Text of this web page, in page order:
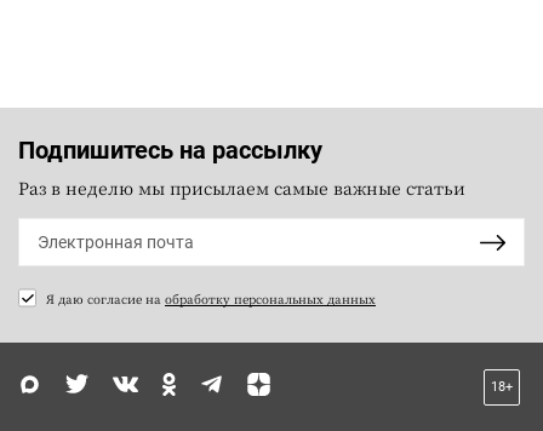
Подпишитесь на рассылку
Раз в неделю мы присылаем самые важные статьи
Я даю согласие на обработку персональных данных
18+